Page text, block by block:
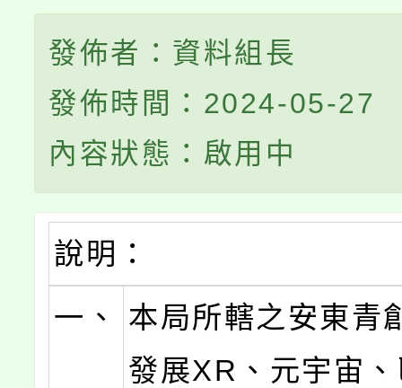
發佈者：資料組長
發佈時間：2024-05-27
內容狀態：啟用中
說明：
一、
本局所轄之安東青
發展XR、元宇宙